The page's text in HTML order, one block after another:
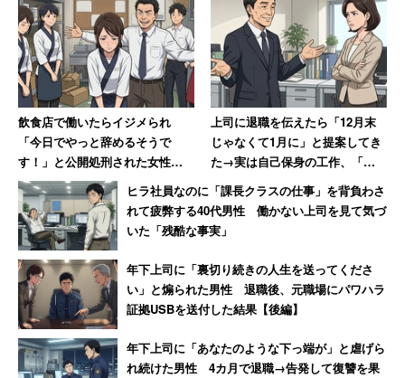
飲食店で働いたらイジメられ
「今日でやっと辞めるそうで
す！」と公開処刑された女性→
数か月、店が潰れて「ザマーミ
ロ！」
上司に退職を伝えたら「12月末
じゃなくて1月に」と提案してき
た→実は自己保身の工作、「セ
クハラ体質の上に卑怯者」と振
り返る女性
ヒラ社員なのに「課長クラスの仕事」を背負わさ
れて疲弊する40代男性 働かない上司を見て気づ
いた「残酷な事実」
年下上司に「裏切り続きの人生を送ってくださ
い」と煽られた男性 退職後、元職場にパワハラ
証拠USBを送付した結果【後編】
年下上司に「あなたのような下っ端が」と虐げら
れ続けた男性 4カ月で退職→告発して復讐を果